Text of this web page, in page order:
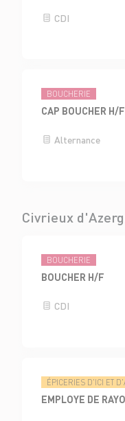
CDI
BOUCHERIE
CAP BOUCHER H/
Alternance
Civrieux
BOUCHERIE
BOUCHER H/F
CDI
ÉPICERIES D'ICI ET
EMPLOYE DE